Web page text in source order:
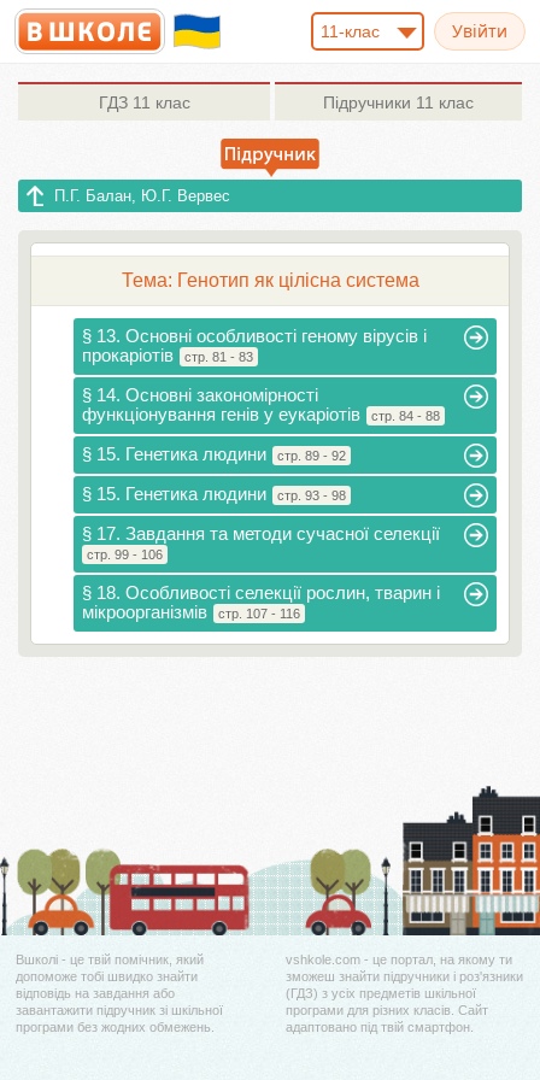
11-клас
ГДЗ11 клас Підручники 11 клас
П.Г. Балан, Ю.Г. Вервес
Тема: Генотип як цілісна система
§ 13. Основні особливості геному вірусів і
прокаріотів
стр. 81 - 83
§ 14. Основні закономірності
функціонування генів у еукаріотів
стр. 84 - 88
§ 15. Генетика людини стр. 89 - 92
§ 15. Генетика людини стр. 93 - 98
§ 17. Завдання та методи сучасної селекції
стр. 99 - 106
§ 18. Особливості селекції рослин, тварин і
мікроорганізмів
стр. 107 - 116
Вшколі - це твій помічник, який
допоможе тобі швидко знайти
відповідь на завдання або
завантажити підручник зі шкільної
програми без жодних обмежень.
vshkole.com - це портал, на якому ти
зможеш знайти підручники і роз'язники
(ГДЗ) з усіх предметів шкільної
програми для різних класів. Сайт
адаптовано під твій смартфон.